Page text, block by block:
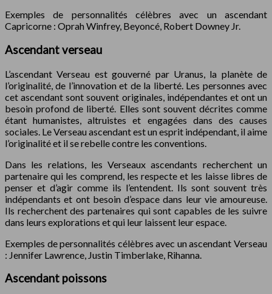
Exemples de personnalités célèbres avec un ascendant
Capricorne : Oprah Winfrey, Beyoncé, Robert Downey Jr.
Ascendant verseau
L’ascendant Verseau est gouverné par Uranus, la planète de
l’originalité, de l’innovation et de la liberté. Les personnes avec
cet ascendant sont souvent originales, indépendantes et ont un
besoin profond de liberté. Elles sont souvent décrites comme
étant humanistes, altruistes et engagées dans des causes
sociales. Le Verseau ascendant est un esprit indépendant, il aime
l’originalité et il se rebelle contre les conventions.
Dans les relations, les Verseaux ascendants recherchent un
partenaire qui les comprend, les respecte et les laisse libres de
penser et d’agir comme ils l’entendent. Ils sont souvent très
indépendants et ont besoin d’espace dans leur vie amoureuse.
Ils recherchent des partenaires qui sont capables de les suivre
dans leurs explorations et qui leur laissent leur espace.
Exemples de personnalités célèbres avec un ascendant Verseau
: Jennifer Lawrence, Justin Timberlake, Rihanna.
Ascendant poissons